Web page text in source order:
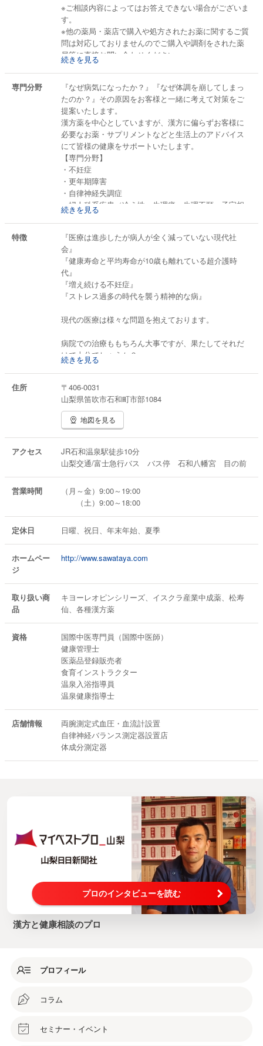
☆笛吹市倫理法人会モーニングセミナーにて講演
☆山梨日日新聞に個室相談室設置の取り組みを掲載
☆NHKニュース まるごと山梨 頑張る甲州人に出演
☆学術団体日本専門薬局同志会にて講師を務める
※ご相談内容によってはお答えできない場合がございま
す。
※他の薬局・薬店で購入や処方されたお薬に関するご質
問は対応しておりませんのでご購入や調剤をされた薬
局等に直接お問い合わせください。
※お問い合わせ後1週間以上当方より返信がない場合は
トラブルの可能性がありますので、お手数ですが直接
お電話にてご連絡ください（055−262−2030）
※お薬の購入をご希望されない、相談のみご希望の『ご
相談のみ』のコースも有料（初回1時間・5,000円・税
込）となりますがお選びいただけます。その際はご連
絡の際お申し付けください。オンライン、電話での
『ご相談のみ』の方は専用HPにて事前の申込とお支払
い手続きをお願い致します。
☆オンライン・電話でのご購入なしの相談のみご希望
の方はこちらから
https://sawataya.official.ec/items/27437974
各種漢方相談
☆婦人科系漢方相談
☆不妊相談・子宝相談
☆漢方便秘相談
☆「ぢ」の相談
☆鼻の症状・ちくのう相談
☆アレルギー相談
☆漢方ダイエット相談
など
続きを見る
専門分野
『なぜ病気になったか？』『なぜ体調を崩してしまっ
たのか？』その原因をお客様と一緒に考えて対策をご
提案いたします。
漢方薬を中心としていますが、漢方に偏らずお客様に
必要なお薬・サプリメントなどと生活上のアドバイス
にて皆様の健康をサポートいたします。
【専門分野】
・不妊症
・更年期障害
・自律神経失調症
・婦人科系疾患（冷え性・生理痛・生理不順・子宝相
談など）
・関節痛
・各種アレルギー疾患 など
続きを見る
特徴
『医療は進歩したが病人が全く減っていない現代社
会』
『健康寿命と平均寿命が10歳も離れている超介護時
代』
『増え続ける不妊症』
『ストレス過多の時代を襲う精神的な病』
現代の医療は様々な問題を抱えております。
病院での治療ももちろん大事ですが、果たしてそれだ
けで十分でしょうか？
し、病気に向きあい、病気と付き合える体作りができ
るのか？お客様と一緒に考えていくことで地域の健康
に奉仕できればと考えています。
創業240年を越えさせていただき、地域への感謝の気持
を健康相談を通じて皆様にお届けできればと思いま
す。
続きを見る
住所
〒406-0031
山梨県笛吹市石和町市部1084
地図を見る
アクセス
JR石和温泉駅徒歩10分
山梨交通/富士急行バス バス停 石和八幡宮 目の前
営業時間
（月～金）9:00～19:00
（土）9:00～18:00
定休日 日曜、祝日、年末年始、夏季
ホームペー
ジ
http://www.sawataya.com
取り扱い商
品
キヨーレオピンシリーズ、イスクラ産業中成薬、松寿
仙、各種漢方薬
資格
国際中医専門員（国際中医師）
健康管理士
医薬品登録販売者
食育インストラクター
温泉入浴指導員
温泉健康指導士
店舗情報
両腕測定式血圧・血流計設置
自律神経バランス測定器設置店
体成分測定器
プロのインタビューを読む
漢方と健康相談のプロ
プロフィール
コラム
セミナー・イベント